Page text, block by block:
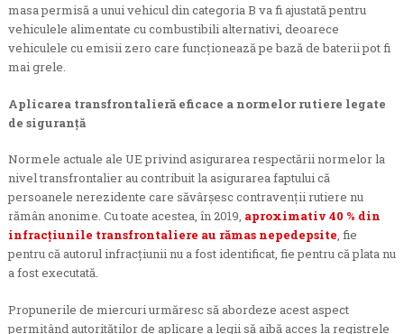
masa permisă a unui vehicul din categoria B va fi ajustată pentru
vehiculele alimentate cu combustibili alternativi, deoarece
vehiculele cu emisii zero care funcționează pe bază de baterii pot fi
mai grele.
Aplicarea transfrontalieră eficace a normelor rutiere legate
de siguranță
Normele actuale ale UE privind asigurarea respectării normelor la
nivel transfrontalier au contribuit la asigurarea faptului că
persoanele nerezidente care săvârșesc contravenții rutiere nu
rămân anonime. Cu toate acestea, în 2019, aproximativ 40 % din
infracțiunile transfrontaliere au rămas nepedepsite, fie
pentru că autorul infracțiunii nu a fost identificat, fie pentru că plata nu
a fost executată.
Propunerile de miercuri urmăresc să abordeze acest aspect
permițând autorităților de aplicare a legii să aibă acces la registrele